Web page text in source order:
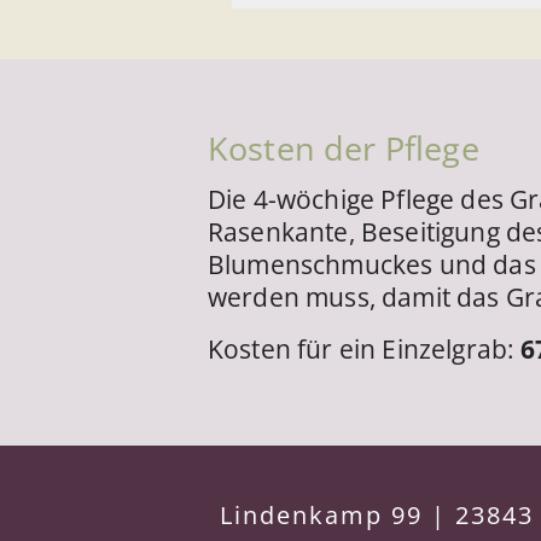
Kosten der Pflege
Die 4-wöchige Pflege des
Rasenkante, Beseitigung
Blumenschmuckes und
werden muss, damit das
Kosten für ein Einzelgrab:
Lindenkamp 99 |